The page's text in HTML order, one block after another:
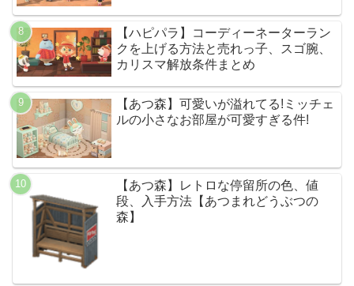
【ハピパラ】コーディーネーターラン
クを上げる方法と売れっ子、スゴ腕、
カリスマ解放条件まとめ
【あつ森】可愛いが溢れてる!ミッチェ
ルの小さなお部屋が可愛すぎる件!
【あつ森】レトロな停留所の色、値
段、入手方法【あつまれどうぶつの
森】